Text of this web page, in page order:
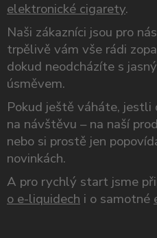
elektronické cigarety.
Naši zákazníci jsou pro
trpělivě vám vše rádi
dokud neodcházíte s
úsměvem.
Pokud ještě váháte,
na návštěvu – na naší
nebo si prostě jen
novinkách.
A pro rychlý start jsme
o e-liquidech i o samotné